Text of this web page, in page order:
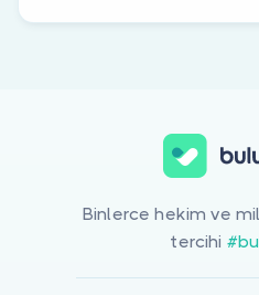
Binlerce hekim ve
tercihi